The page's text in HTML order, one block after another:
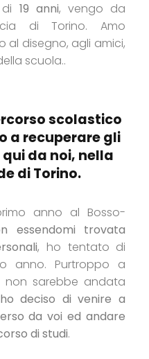
19 anni, vengo da
di Torino. Amo
al disegno, agli amici,
scuola..
scolastico
a recuperare gli
da noi, nella
di Torino.
anno al Bosso-
essendomi trovata
, ho tentato di
anno. Purtroppo a
sarebbe andata
ho deciso di venire a
da voi ed andare
di studi.